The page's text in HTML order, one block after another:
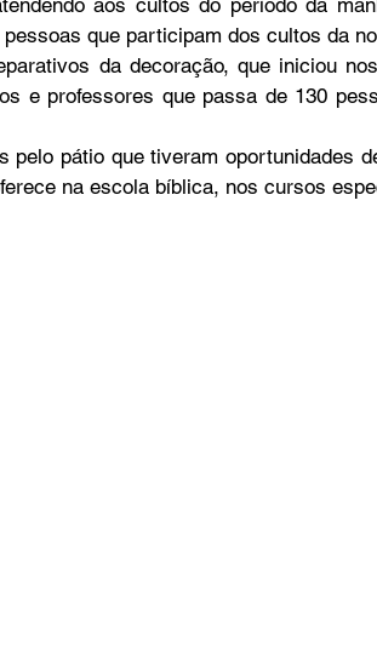
aos cultos do período da
que participam dos cultos da
da decoração, que iniciou
e professores que passa de 130
na escola bíblica, nos cursos